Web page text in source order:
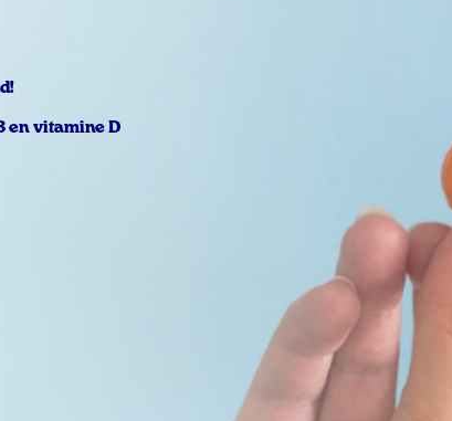
en vitamine D